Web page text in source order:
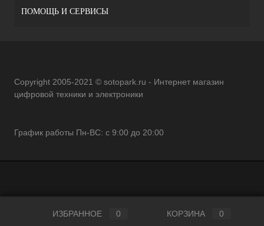
ПОМОЩЬ И СЕРВИСЫ
Copyright 2005-2021 © sotopark.ru - Интернет магазин
цифровой техники и электроники
График работы Пн-ВС: с 9:00 до 20:00
ИЗБРАННОЕ 0 КОРЗИНА 0